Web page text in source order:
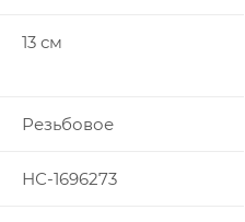
13 см
Резьбовое
НС-1696273